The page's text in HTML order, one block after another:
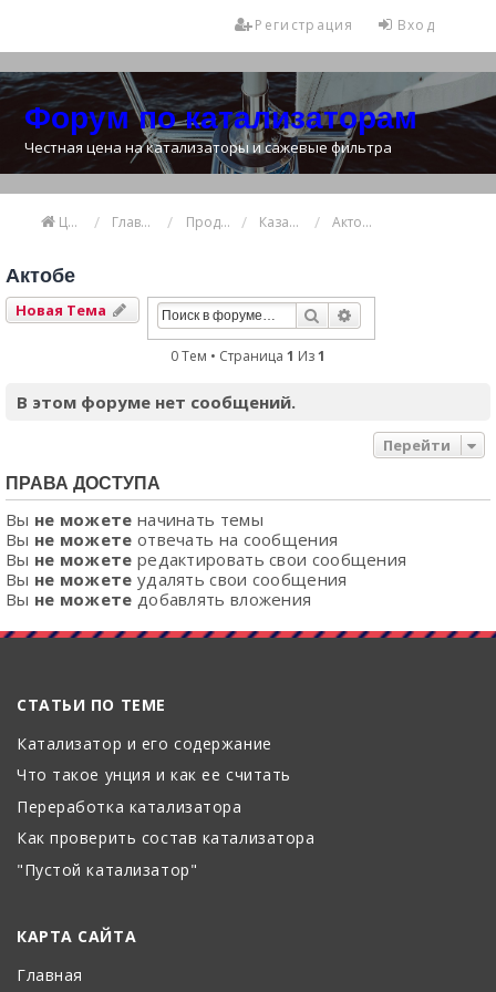
Вход
Регистрация
Форум по катализаторам
Честная цена на катализаторы и сажевые фильтра
Цена катализатора Главная Продажа и покупка катализаторов Казахстан Актобе
Актобе
Новая Тема Поиск
0 Тем • Страница 1 Из1
В этом форуме нет сообщений.
Перейти
ПРАВА ДОСТУПА
Вы не можете начинать темы
Вы не можете отвечать на сообщения
Вы не можете редактировать свои сообщения
Вы не можете удалять свои сообщения
Вы не можете добавлять вложения
СТАТЬИ ПО ТЕМЕ
Катализатор и его содержание
Что такое унция и как ее считать
Переработка катализатора
Как проверить состав катализатора
"Пустой катализатор"
КАРТА САЙТА
Главная